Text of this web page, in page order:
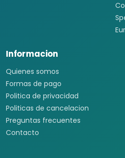
Informacion
Quienes somos
Formas de pago
Politica de privacidad
Politicas de cancelacion
Preguntas frecuentes
Contacto